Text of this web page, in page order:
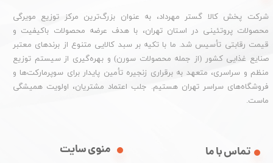
شرکت پخش کالا گستر مهرداد، به عنوان بزرگ‌ترین مرکز توزیع مویرگی
محصولات پروتئینی در استان تهران، با هدف عرضه محصولات باکیفیت و
قیمت رقابتی تأسیس شد. ما با تکیه بر سبد کالایی متنوع از برندهای معتبر
صنایع غذایی کشور (از جمله محصولات سورن) و بهره‌گیری از سیستم توزیع
منظم و سراسری، متعهد به برقراری زنجیره تأمین پایدار برای سوپرمارکت‌ها و
فروشگاه‌های سراسر تهران هستیم. جلب اعتماد مشتریان، اولویت همیشگی
ماست.
منوی سایت تماس با ما